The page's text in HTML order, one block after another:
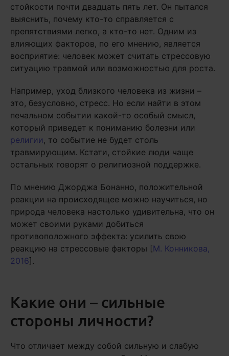
стойкости почти двадцать пять лет. Он пытался
выяснить, почему кто-то справляется с
препятствиями легко, а кто-то нет. Одним из
влияющих факторов, по его мнению, является
восприятие: человек может считать стрессовую
ситуацию травмой или возможностью для роста.
Например, уход близкого человека из жизни –
это, безусловно, стресс. Но если найти в этом
печальном событии какой-то особый смысл,
который приведет к пониманию болезни или
религии , то событие не будет столь
травмирующим. Кстати, стойкие люди чаще
остальных говорят о религиозной поддержке.
По мнению Джорджа Бонанно, положительной
реакции на происходящее можно научиться, но
природа человека настолько удивительна, что он
может своими руками добиться
противоположного эффекта: усилить свою
реакцию на стрессовые факторы [М. Конникова,
2016].
Какие они – сильные
стороны личности?
Что отличает между собой сильную и слабую